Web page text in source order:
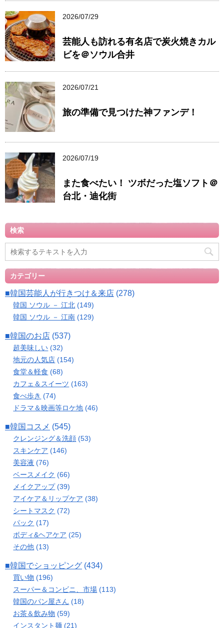
2026/07/29
芸能人も訪れる有名店で炭火焼きカル
ビを＠ソウル合井
2026/07/21
旅の準備で見つけた神ファンデ！
2026/07/19
また食べたい！ ツボだった塩ソフト＠
台北・迪化街
検索
カテゴリー
■韓国芸能人が行きつけ＆来店 (278)
韓国 ソウル － 江北 (149)
韓国 ソウル － 江南 (129)
■韓国のお店 (537)
超美味しい (32)
地元の人気店 (154)
食堂＆軽食 (68)
カフェ＆スイーツ (163)
食べ歩き (74)
ドラマ＆映画等ロケ地 (46)
■韓国コスメ (545)
クレンジング＆洗顔 (53)
スキンケア (146)
美容液 (76)
ベースメイク (66)
メイクアップ(39)
アイケア＆リップケア (38)
シートマスク (72)
パック (17)
ボディ&ヘアケア (25)
その他 (13)
■韓国でショッピング (434)
買い物 (196)
スーパー＆コンビニ、市場 (113)
韓国のパン屋さん (18)
お茶＆飲み物 (59)
インスタント麺 (21)